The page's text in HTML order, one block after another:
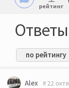
рейтинг
Ответы
по рейтингу
Alex 22